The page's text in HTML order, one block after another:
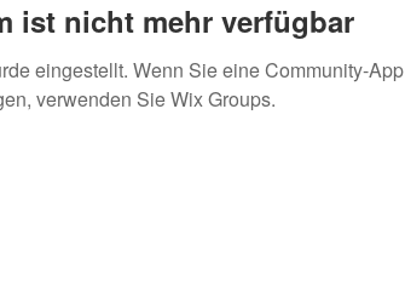
ist nicht mehr verfügbar
eingestellt. Wenn Sie eine Community-App
verwenden Sie Wix Groups.